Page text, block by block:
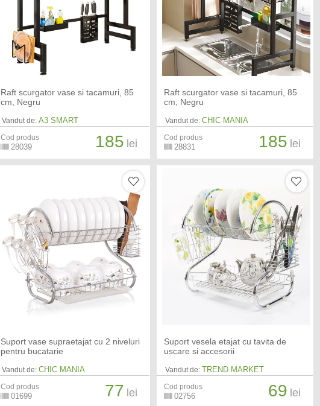
Raft scurgator vase si tacamuri, 85
cm, Negru
Vandut de: A3 SMART
Cod produs
28039 185 lei
Raft scurgator vase si tacamuri, 85
cm, Negru
Vandut de: CHIC MANIA
Cod produs
28831 185 lei
Suport vase supraetajat cu 2 niveluri
pentru bucatarie
Vandut de: CHIC MANIA
Cod produs
01699 77 lei
Suport vesela etajat cu tavita de
uscare si accesorii
Vandut de: TREND MARKET
Cod produs
02756 69 lei